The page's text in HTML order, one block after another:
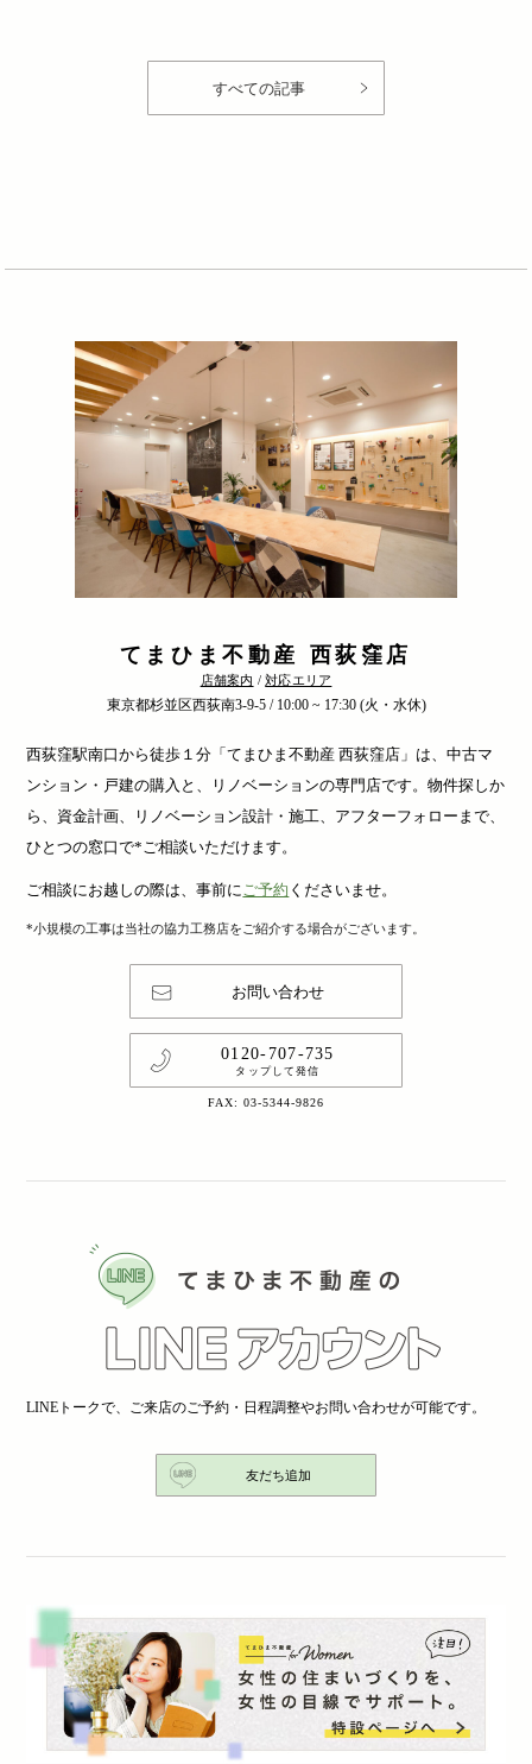
すべての記事
てまひま不動産 西荻窪店
店舗案内 /対応エリア
東京都杉並区西荻南3-9-5 / 10:00 ~ 17:30 (火・水休)
西荻窪駅南口から徒歩１分「てまひま不動産 西荻窪店」は、中古マ
ンション・戸建の購入と、リノベーションの専門店です。物件探しか
ら、資金計画、リノベーション設計・施工、アフターフォローまで、
ひとつの窓口で*ご相談いただけます。
ご相談にお越しの際は、事前に ご予約 くださいませ。
*小規模の工事は当社の協力工務店をご紹介する場合がございます。
お問い合わせ
0120-707-735
タップして発信
FAX: 03-5344-9826
LINEトークで、ご来店のご予約・日程調整やお問い合わせが可能です。
友だち追加